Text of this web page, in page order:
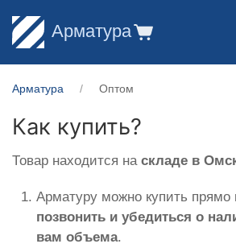
Арматура
Арматура Оптом
Как купить?
Товар находится на складе в
Арматуру можно купить
позвонить и убедиться о
вам объема.